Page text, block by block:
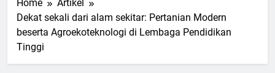
Home
Artikel
Dekat sekali dari alam sekitar: Pertanian Modern
beserta Agroekoteknologi di Lembaga Pendidikan
Tinggi